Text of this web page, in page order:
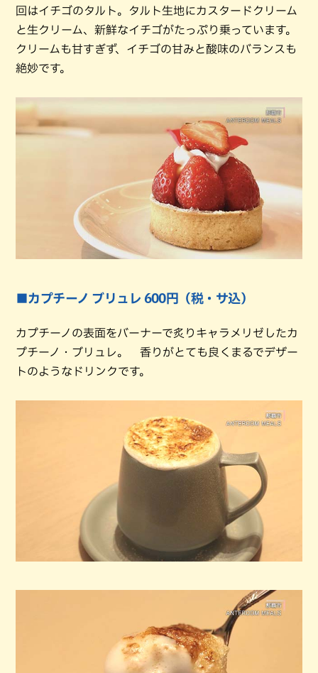
回はイチゴのタルト。タルト生地にカスタードクリーム
と生クリーム、新鮮なイチゴがたっぷり乗っています。
クリームも甘すぎず、イチゴの甘みと酸味のバランスも
絶妙です。
■カプチーノ ブリュレ 600円（税・サ込）
カプチーノの表面をバーナーで炙りキャラメリゼしたカ
プチーノ・ブリュレ。 香りがとても良くまるでデザー
トのようなドリンクです。